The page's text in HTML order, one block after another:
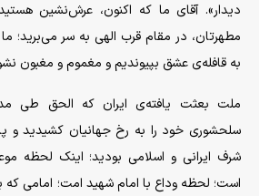
دیدار». آقای ما که اکنون، عرش‌نشین
مطهرتان، در مقام قرب الهی به سر می‌برید؛ ما
به قافله‌ی عشق بپیوندیم و مغموم و مغبون
ملت بعثت یافته‌ی ایران که الحق طی
سلحشوری خود را به رخ جهانیان کشیدید و
شرف ایرانی و اسلامی بودید؛ اینک لحظه
است؛ لحظه وداع با امام شهید امت؛ امامی که